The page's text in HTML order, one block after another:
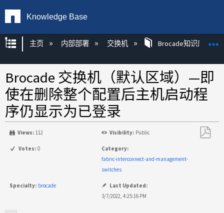
Knowledge Base
扩展/隐缩全局层次
主页 内部部署 交换机 Brocade知识库文章
Brocade 交换机（默认区域）—即
使在删除整个配置后主机启动程
序仍显示为已登录
Views: 112 Visibility: Public
Votes: 0
Category:
fabric-interconnect-and-management-
switches
Specialty: brocade
Last Updated:
3/7/2022, 4:25:16 PM